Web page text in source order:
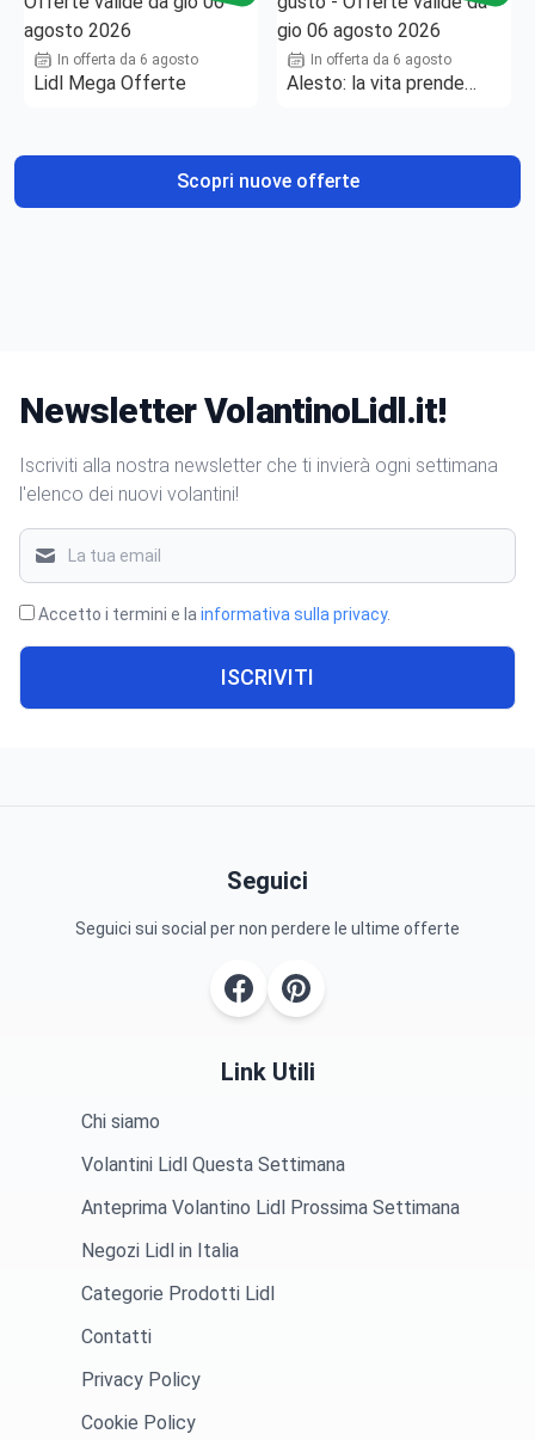
In offerta da 6 agosto
Lidl Mega Offerte
In offerta da 6 agosto
Alesto: la vita prende
Scopri nuove offerte
Newsletter VolantinoLidl.it!
Iscriviti alla nostra newsletter che ti invierà ogni settimana
l'elenco dei nuovi volantini!
Accetto i termini e la informativa sulla privacy.
ISCRIVITI
Seguici
Seguici sui social per non perdere le ultime offerte
Link Utili
Chi siamo
Volantini Lidl Questa Settimana
Anteprima Volantino Lidl Prossima Settimana
Negozi Lidl in Italia
Categorie Prodotti Lidl
Contatti
Privacy Policy
Cookie Policy